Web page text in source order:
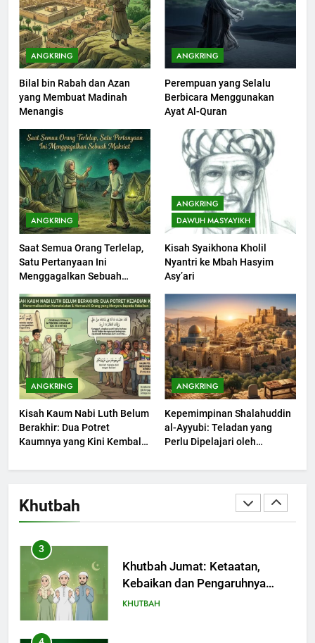
ANGKRING
Bilal bin Rabah dan Azan
yang Membuat Madinah
Menangis
ANGKRING
Perempuan yang Selalu
Berbicara Menggunakan
Ayat Al-Quran
ANGKRING
Saat Semua Orang Terlelap,
Satu Pertanyaan Ini
Menggagalkan Sebuah
ANGKRING
DAWUH MASYAYIKH
Kisah Syaikhona Kholil
Nyantri ke Mbah Hasyim
Asy’ari
ANGKRING
Kisah Kaum Nabi Luth Belum
Berakhir: Dua Potret
Kaumnya yang Kini Kembali
ANGKRING
Kepemimpinan Shalahuddin
al-Ayyubi: Teladan yang
Perlu Dipelajari oleh
(2)
Khutbah
Khutbah jumat: Sejarah
Seebagai Pembangkit Jiwa
KHUTBAH
202
Khutbah Jumat : Supaya Amal
Bisa Diterima
KHUTBAH
203
Khutbah Jumat: Bulan
Muharram Bulan Bersejarah
KHUTBAH
Dengki Tak Akan Pernah
Berjaya?
KHUTBAH
2
Khutbah Jumat: Melihat
Limpahan Nikmat Allah
KHUTBAH
Khutbah Jumat: Ketaatan,
Kebaikan dan Pengaruhnya
4
Khutbah Jumat: Safar Bukan
Bulan Sial
KHUTBAH